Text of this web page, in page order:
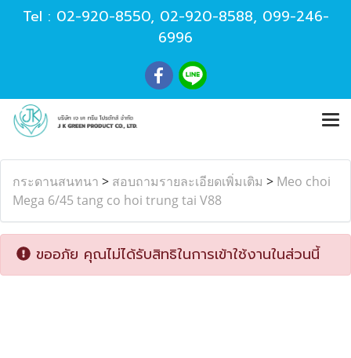
Tel : 02-920-8550, 02-920-8588, 099-246-
6996
กระดานสนทนา > สอบถามรายละเอียดเพิ่มเติม > Meo choi
Mega 6/45 tang co hoi trung tai V88
ขออภัย คุณไม่ได้รับสิทธิในการเข้าใช้งานในส่วนนี้